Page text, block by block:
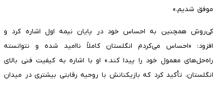
موفق شدیم.»
کی‌روش همچنین به احساس خود در پایان نیمه اول اشاره کرد و
افزود: «احساس می‌کردم انگلستان کاملاً ناامید شده و نتوانسته
راه‌حل‌های معمول خود را پیدا کند.» او با اشاره به کیفیت فنی بالای
انگلستان، تأکید کرد که بازیکنانش با روحیه رقابتی بیشتری در میدان